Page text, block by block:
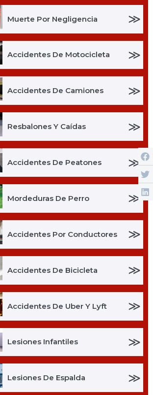
Muerte Por Negligencia ≫
Accidentes De Motocicleta ≫
Accidentes De Camiones ≫
Resbalones Y Caídas ≫
Accidentes De Peatones ≫
Mordeduras De Perro ≫
Accidentes Por Conductores ≫
Accidentes De Bicicleta ≫
Accidentes De Uber Y Lyft ≫
Lesiones Infantiles ≫
Lesiones De Espalda ≫